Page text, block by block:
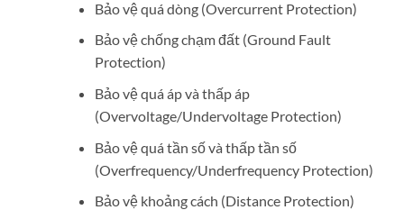
Bảo vệ quá dòng (Overcurrent Protection)
Bảo vệ chống chạm đất (Ground Fault
Protection)
Bảo vệ quá áp và thấp áp
(Overvoltage/Undervoltage Protection)
Bảo vệ quá tần số và thấp tần số
(Overfrequency/Underfrequency Protection)
Bảo vệ khoảng cách (Distance Protection)